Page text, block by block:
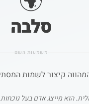
סלבה
משמעות השם
מייצג אדם בעל נוכחות